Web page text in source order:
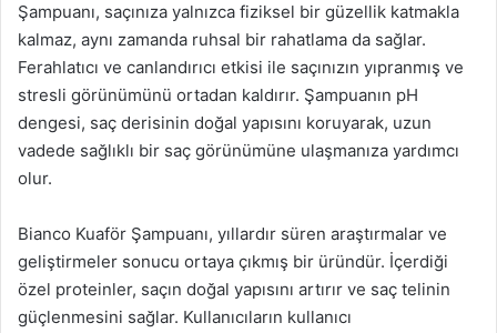
Şampuanı, saçınıza yalnızca fiziksel bir güzellik katmakla
kalmaz, aynı zamanda ruhsal bir rahatlama da sağlar.
Ferahlatıcı ve canlandırıcı etkisi ile saçınızın yıpranmış ve
stresli görünümünü ortadan kaldırır. Şampuanın pH
dengesi, saç derisinin doğal yapısını koruyarak, uzun
vadede sağlıklı bir saç görünümüne ulaşmanıza yardımcı
olur.
Bianco Kuaför Şampuanı, yıllardır süren araştırmalar ve
geliştirmeler sonucu ortaya çıkmış bir üründür. İçerdiği
özel proteinler, saçın doğal yapısını artırır ve saç telinin
güçlenmesini sağlar. Kullanıcıların kullanıcı